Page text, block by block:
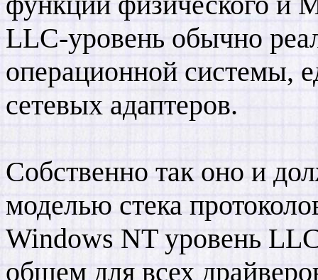
LLC-уровень обычно
операционной системы,
сетевых адаптеров.
Собственно так оно и
моделью стека
Windows NT уровень
общем для всех